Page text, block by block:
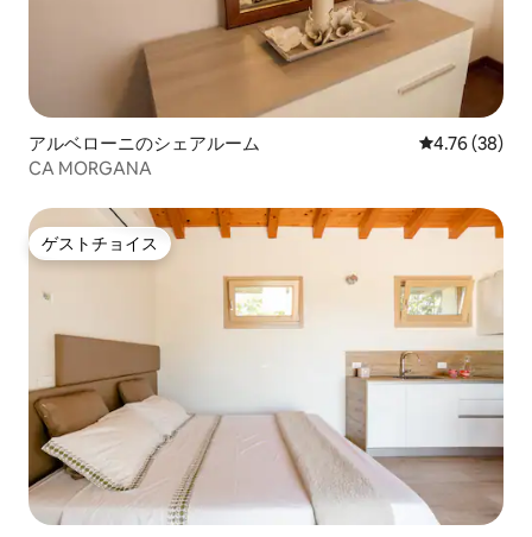
アルベローニのシェアルーム レビュー38
4.76 (38)
CA MORGANA
ゲストチョイス
ゲストチョイス